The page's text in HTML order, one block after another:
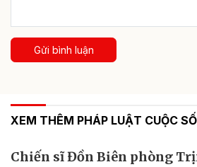
Gửi bình luận
XEM THÊM PHÁP LUẬT CUỘC
Chiến sĩ Đồn Biên phòng